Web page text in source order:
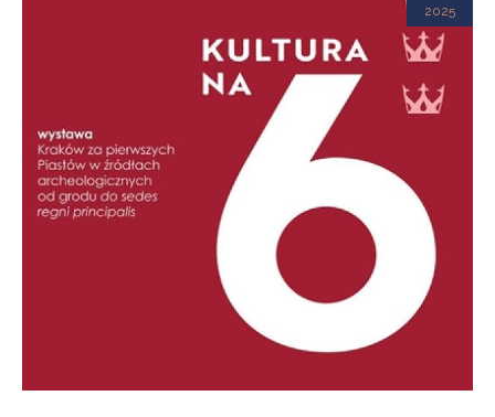
2025